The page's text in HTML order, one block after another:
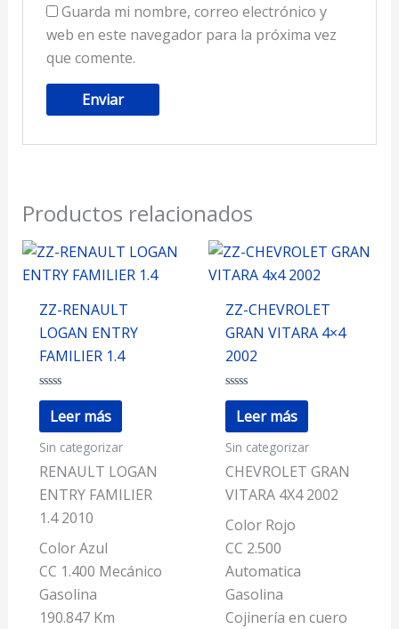
Guarda mi nombre, correo electrónico y
web en este navegador para la próxima vez
que comente.
Productos relacionados
ZZ-RENAULT
LOGAN ENTRY
FAMILIER 1.4
Valorado
con
de
5
Leer más
Sin categorizar
RENAULT LOGAN
ENTRY FAMILIER
1.4 2010
Color Azul
CC 1.400 Mecánico
Gasolina
190.847 Km
ZZ-CHEVROLET
GRAN VITARA 4×4
2002
Valorado
con
de
5
Leer más
Sin categorizar
CHEVROLET GRAN
VITARA 4X4 2002
Color Rojo
CC 2.500
Automatica
Gasolina
Cojinería en cuero